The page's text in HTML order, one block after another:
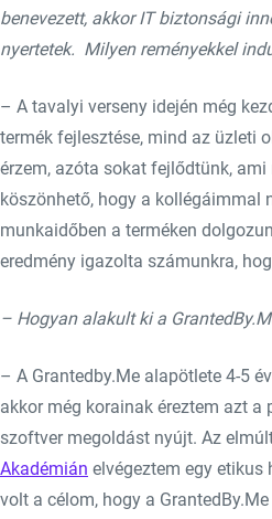
benevezett, akkor IT biztonsági
nyertetek. Milyen reményekkel
– A tavalyi verseny idején még
termék fejlesztése, mind az üzleti
érzem, azóta sokat fejlődtünk,
köszönhető, hogy a kollégáimmal
munkaidőben a terméken
eredmény igazolta számunkra,
– Hogyan alakult ki a
– A Grantedby.Me alapötlete 4-5
akkor még korainak éreztem azt a
szoftver megoldást nyújt. Az
Akadémián elvégeztem egy etikus
volt a célom, hogy a